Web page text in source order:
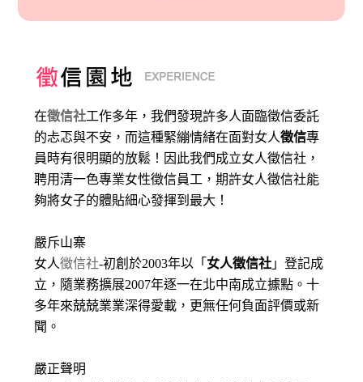
在徵信社工作多年，我們發現許多人面臨徵信委託
的忐忑與不安，而這種緊繃情緒在面對女人徵信專
員時有很明顯的放鬆！因此我們成立女人徵信社，
聘用清一色專業女性徵信員工，期許女人徵信社能
夠將女子的體貼細心發揮到最大 ！
嚴斥山寨
女人徵信社-初創於2003年以「 女人徵信社 」登記成
立，隨業務擴展2007年逐一在北中南成立據點。十
多年來兢兢業業深得愛載，更無任何負面評價或新
聞。
嚴正聲明